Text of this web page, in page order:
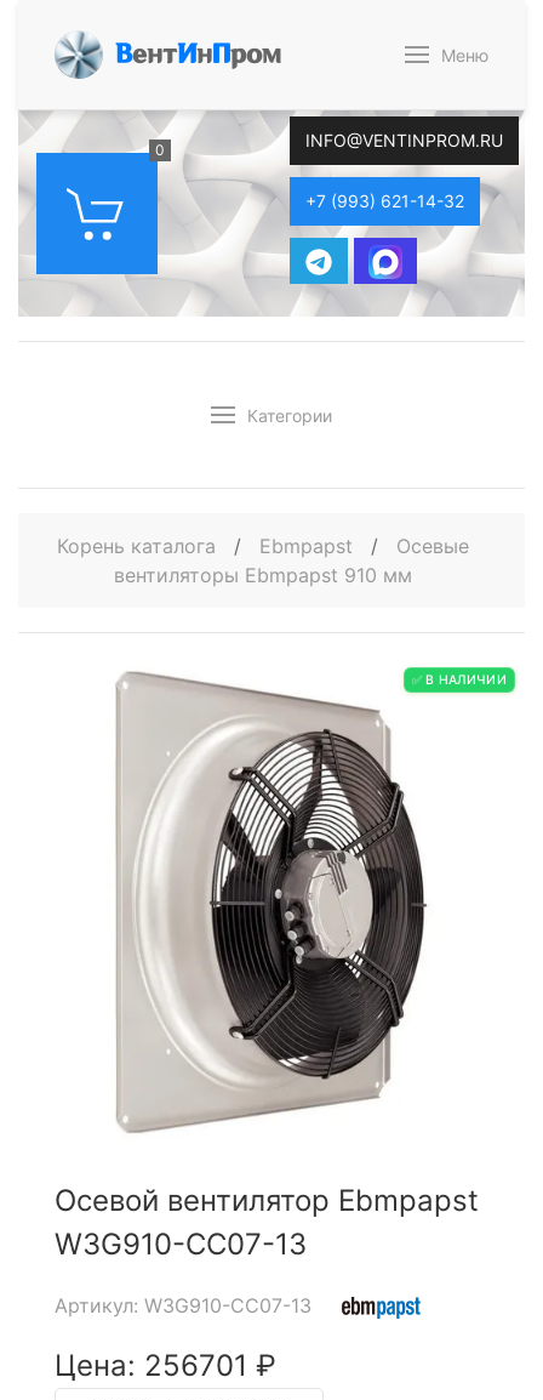
ВентИнПром Меню
0 INFO@VENTINPROM.RU
+7 (993) 621-14-32
Категории
Корень каталога / Ebmpapst /
Осевые
вентиляторы Ebmpapst 910 мм
✅ В НАЛИЧИИ
Осевой вентилятор Ebmpapst
W3G910-CC07-13
Артикул: W3G910-CC07-13
Цена: 256701 ₽